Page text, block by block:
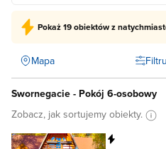
Pokaż19 obiektówz
Mapa
Swornegacie - Pokój 6-osobowy
Zobacz, jak sortujemy obiekty.